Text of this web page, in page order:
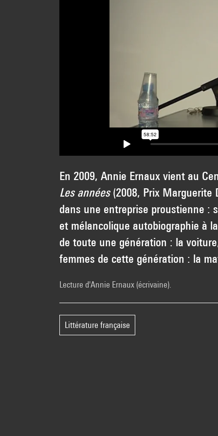
En 2009, Annie Ernaux vient au
Les années(2008, Prix Marguerite
dans une entreprise proustienne :
et mélancolique autobiographie à
de toute une génération : la
femmes de cette génération : la
Lecture d'Annie Ernaux (écrivaine).
Littérature française